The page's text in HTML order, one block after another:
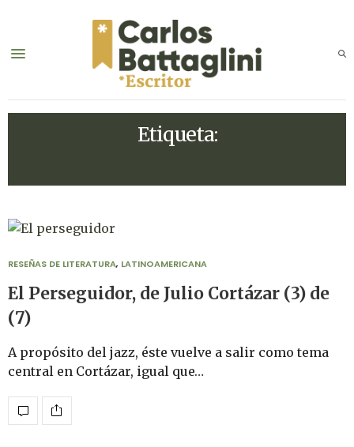
Etiqueta:
RESEÑAS DE LITERATURA, LATINOAMERICANA
El Perseguidor, de Julio Cortázar (3) de
(7)
A propósito del jazz, éste vuelve a salir como tema
central en Cortázar, igual que…